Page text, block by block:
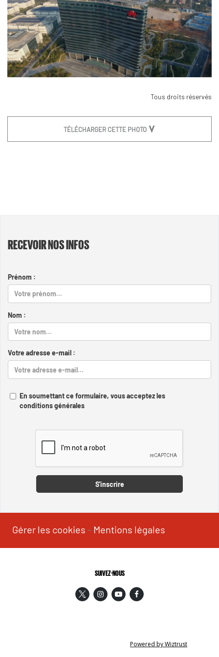
Tous droits réservés
TÉLÉCHARGER CETTE PHOTO
RECEVOIR NOS INFOS
Prénom :
Nom :
Votre adresse e-mail :
En soumettant ce formulaire, vous acceptez les
conditions générales
S'inscrire
Gérer les cookies - Mentions légales
SUIVEZ-NOUS
Powered by Wiztrust